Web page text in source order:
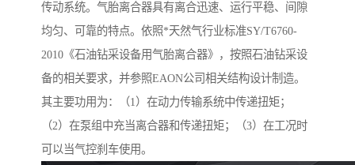
传动系统。气胎离合器具有离合迅速、运行平稳、间隙
均匀、可靠的特点。依照*天然气行业标准SY/T6760-
2010《石油钻采设备用气胎离合器》，按照石油钻采设
备的相关要求，并参照EAON公司相关结构设计制造。
其主要功用为：（1）在动力传输系统中传递扭矩；
（2）在泵组中充当离合器和传递扭矩；（3）在工况时
可以当气控刹车使用。